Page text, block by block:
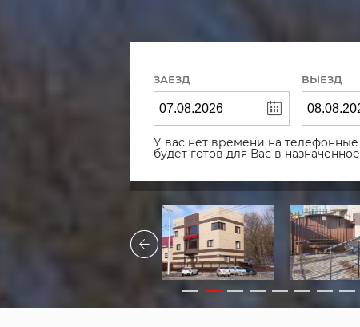
ЗАЕЗД ВЫЕЗД
У вас нет времени на телефонные
будет готов для Вас в